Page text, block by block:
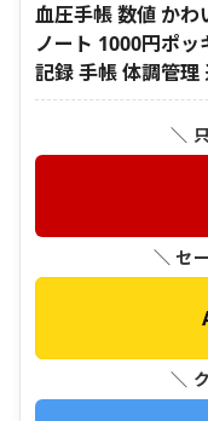
血圧手帳 数値 か
ノート 1000円ポ
記録 手帳 体調管理
＼
＼ セ
＼